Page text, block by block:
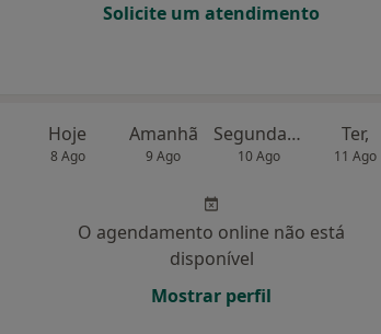
Solicite um atendimento
Hoje
8 Ago
Amanhã
9 Ago
Segunda-feira
10 Ago
Ter,
11 Ago
O agendamento online não está
disponível
Mostrar perfil